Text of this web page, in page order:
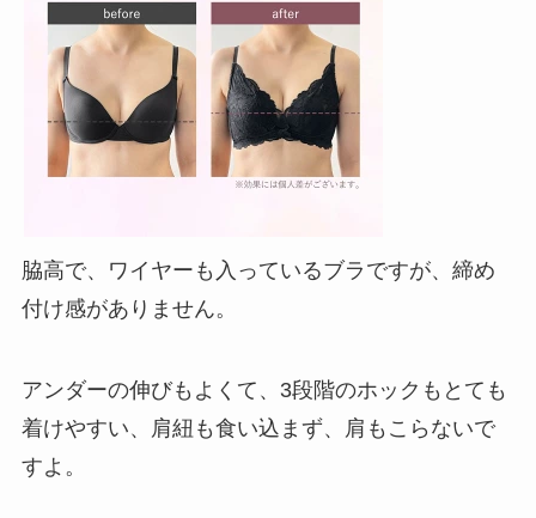
脇高で、ワイヤーも入っているブラですが、締め
付け感がありません。
アンダーの伸びもよくて、3段階のホックもとても
着けやすい、肩紐も食い込まず、肩もこらないで
すよ。